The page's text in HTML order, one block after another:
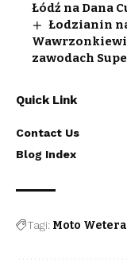
Łódź na Dana
Łodzianin
zawodach
Quick Link
Contact Us
Blog Index
Tagi: Moto